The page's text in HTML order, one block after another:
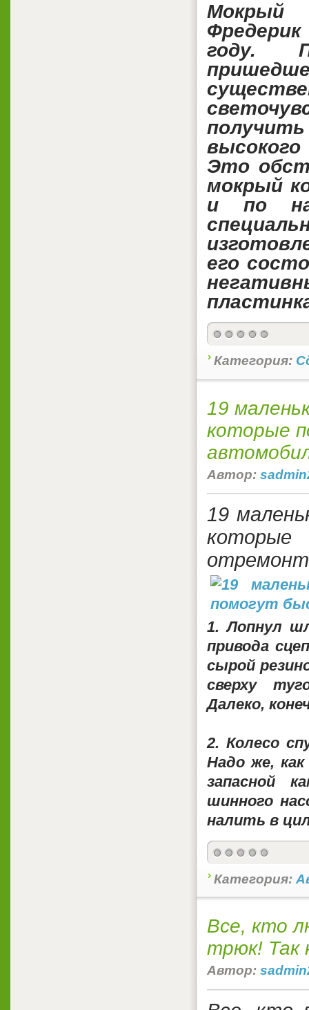
Мокрый
году.
Это
мокрый
и по
его
Категория:
19
которые
Автор:
19
1. Лопнул
привода
сырой
сверху
Далеко,
2. Колесо
Надо же,
запасной
шинного
налить в
Категория:
Все, кто
трюк! Так
Автор: